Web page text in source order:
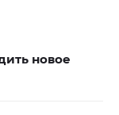
новое